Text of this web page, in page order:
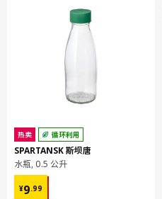
热卖 循环利用
SPARTANSK 斯坝唐
水瓶, 0.5 公升
¥9.99
¥ 9.99